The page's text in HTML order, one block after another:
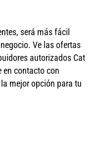
será más fácil
Ve las ofertas
autorizados Cat
en contacto con
mejor opción para tu